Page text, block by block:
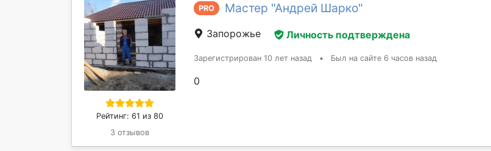
Рейтинг: 61 из 80
3 отзывов
PRO Мастер "Андрей Шарко"
Запорожье Личность подтверждена
Зарегистрирован 10 лет назад • Был на сайте 6 часов назад
0